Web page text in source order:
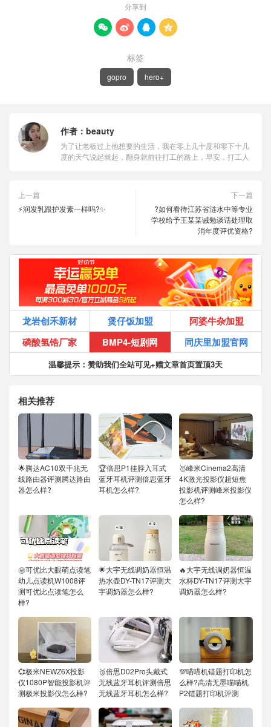
分享到
   
标签
gopro hero+
作者： beauty
为了让老板过上他想要的生活，我在零上几十度和零下十几
度的天气说起就起，翻身就前往打工的路上，早安，打工人
上一篇
⚡润发乳跟护发素一样吗?✨
下一篇
?如何看待江苏省涟水中等专业
学校给予王某某诫勉谈话处理取
消年度评优资格?
龙岩创禾新材 煲仔饭加盟
阿婆牛杂加盟
磷酸氢锆厂家
BMP4-短剧网 同庆里加盟官网
温馨提示：赞助我们全站可见+赠文章首页置顶3天
相关推荐
🌟腾达AC10双千兆无
线路由器评测腾达路由
器怎么样?
🏆倍思P1挂脖入耳式
蓝牙耳机评测倍思蓝牙
耳机怎么样?
🥇峰米Cinema2高清
4K激光投影仪超短焦
投影机评测峰米投影仪
怎么样?
㊙️可优比大眼萌点读笔
幼儿点读机W1008评
测可优比点读笔怎么
样?
🌟大宇无线调奶器恒温
热水壶DY-TN17评测大
宇调奶器怎么样?
🔥大宇无线调奶器恒温
水杯DY-TN17评测大宇
调奶器怎么样?
💞极米NEWZ6X投影
仪1080P智能投影机评
测极米投影仪怎么样?
🥉倍思D02Pro头戴式
无线蓝牙耳机评测倍思
无线蓝牙耳机怎么样?
💯喵喵机错题打印机怎
么样?高清无墨喵喵机
P2错题打印机评测